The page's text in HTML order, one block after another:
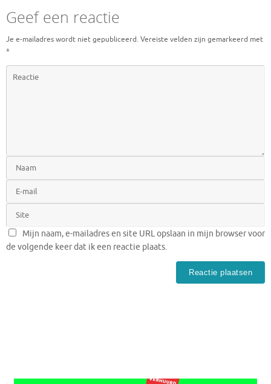
Geef een reactie
Je e-mailadres wordt niet gepubliceerd. Vereiste velden zijn gemarkeerd met
*
Mijn naam, e-mailadres en site URL opslaan in mijn browser voor
de volgende keer dat ik een reactie plaats.